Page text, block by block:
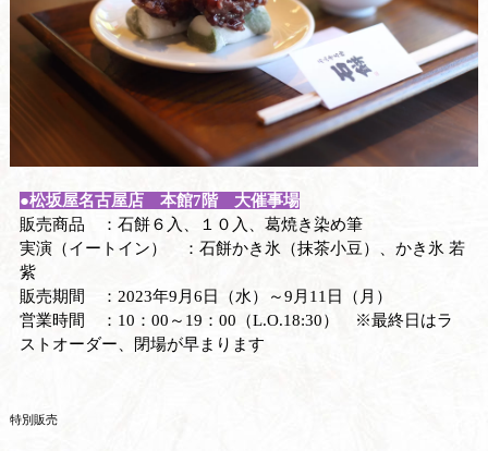
●松坂屋名古屋店 本館7階 大催事場
販売商品 ：石餅６入、１０入、葛焼き染め筆
実演（イートイン） ：石餅かき氷（抹茶小豆）、かき氷 若
紫
販売期間 ：2023年9月6日（水）～9月11日（月）
営業時間 ：10：00～19：00（L.O.18:30） ※最終日はラ
ストオーダー、閉場が早まります
特別販売